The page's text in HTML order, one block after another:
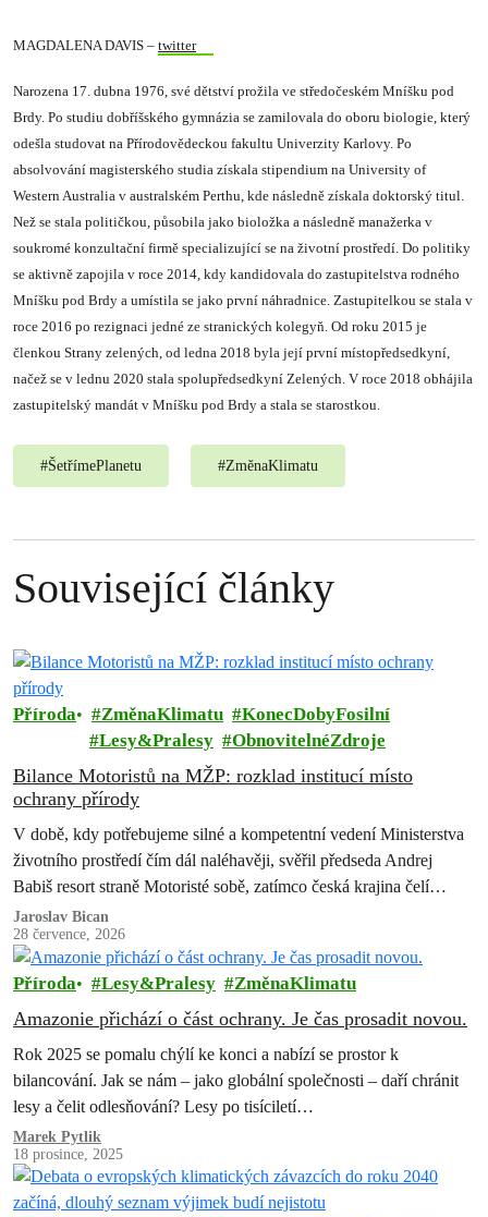
MAGDALENA DAVIS – twitter
Narozena 17. dubna 1976, své dětství prožila ve středočeském Mníšku pod
Brdy. Po studiu dobříšského gymnázia se zamilovala do oboru biologie, který
odešla studovat na Přírodovědeckou fakultu Univerzity Karlovy. Po
absolvování magisterského studia získala stipendium na University of
Western Australia v australském Perthu, kde následně získala doktorský titul.
Než se stala političkou, působila jako bioložka a následně manažerka v
soukromé konzultační firmě specializující se na životní prostředí. Do politiky
se aktivně zapojila v roce 2014, kdy kandidovala do zastupitelstva rodného
Mníšku pod Brdy a umístila se jako první náhradnice. Zastupitelkou se stala v
roce 2016 po rezignaci jedné ze stranických kolegyň. Od roku 2015 je
členkou Strany zelených, od ledna 2018 byla její první místopředsedkyní,
načež se v lednu 2020 stala spolupředsedkyní Zelených. V roce 2018 obhájila
zastupitelský mandát v Mníšku pod Brdy a stala se starostkou.
#ŠetřímePlanetu #ZměnaKlimatu
Související články
Příroda ZměnaKlimatu
KonecDobyFosilní
Lesy&Pralesy
ObnovitelnéZdroje
Bilance Motoristů na MŽP: rozklad institucí místo
ochrany přírody
V době, kdy potřebujeme silné a kompetentní vedení Ministerstva
životního prostředí čím dál naléhavěji, svěřil předseda Andrej
Babiš resort straně Motoristé sobě, zatímco česká krajina čelí
suchu, erozi půdy, úbytku…
Jaroslav Bican
28 července, 2026
Příroda Lesy&Pralesy ZměnaKlimatu
Amazonie přichází o část ochrany. Je čas prosadit novou.
Rok 2025 se pomalu chýlí ke konci a nabízí se prostor k
bilancování. Jak se nám – jako globální společnosti – daří chránit
lesy a čelit odlesňování? Lesy po tisíciletí…
Marek Pytlik
18 prosince, 2025